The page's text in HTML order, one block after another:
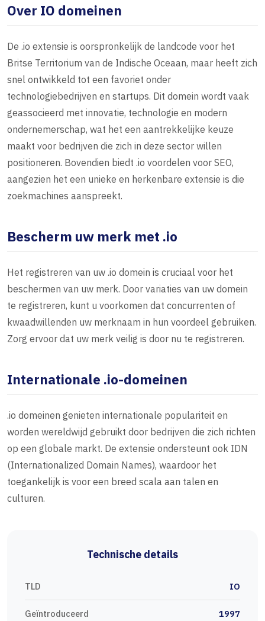
Over IO domeinen
De .io extensie is oorspronkelijk de landcode voor het
Britse Territorium van de Indische Oceaan, maar heeft zich
snel ontwikkeld tot een favoriet onder
technologiebedrijven en startups. Dit domein wordt vaak
geassocieerd met innovatie, technologie en modern
ondernemerschap, wat het een aantrekkelijke keuze
maakt voor bedrijven die zich in deze sector willen
positioneren. Bovendien biedt .io voordelen voor SEO,
aangezien het een unieke en herkenbare extensie is die
zoekmachines aanspreekt.
Bescherm uw merk met .io
Het registreren van uw .io domein is cruciaal voor het
beschermen van uw merk. Door variaties van uw domein
te registreren, kunt u voorkomen dat concurrenten of
kwaadwillenden uw merknaam in hun voordeel gebruiken.
Zorg ervoor dat uw merk veilig is door nu te registreren.
Internationale .io-domeinen
.io domeinen genieten internationale populariteit en
worden wereldwijd gebruikt door bedrijven die zich richten
op een globale markt. De extensie ondersteunt ook IDN
(Internationalized Domain Names), waardoor het
toegankelijk is voor een breed scala aan talen en
culturen.
Technische details
TLD IO
Geïntroduceerd 1997